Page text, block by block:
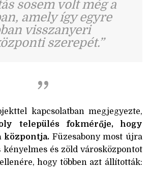
sosem volt még a
amely így egyre
visszanyeri
szerepét.”
kapcsolatban megjegyezte,
település fokmérője, hogy
központja.Füzesabony most újra
és zöld városközpontot
hogy többen azt állították: